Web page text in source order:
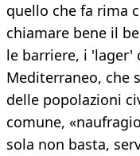
quello che fa rima
chiamare bene il
le barriere, i 'lager'
Mediterraneo, che
delle popolazioni
comune,
sola non basta,